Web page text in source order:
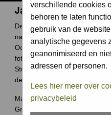
verschillende cookies
behoren te laten
gebruik van de
analytische gegevens
geanonimiseerd en
adressen of personen.
Lees hier meer over
privacybeleid
Jaarcompetitie
De Groene Camera is een
natuurfotograaf uit Nederland
Ook jouw foto archief bevat
foto's waar je trots op bent.
Stuur ze in en wie weet win jij
de vele andere prijzen.
Maak je je meeste foto's in
Groene Camera helemaal bij